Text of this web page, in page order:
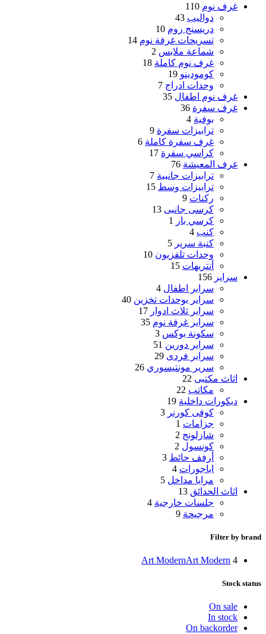
غرف نوم 110
دواليب 43
دريسنج روم 10
تسريحات غرفة نوم 14
شماعة ملابس 2
غرف نوم كاملة 18
كومودينو 19
وحدات ادراج 7
غرف نوم اطفال 35
غرف سفرة 36
بوفية 4
ترابيزات سفرة 9
غرف سفرة كاملة 6
كراسي سفرة 17
غرف المعيشة 76
ترابيزات جانبية 7
ترابيزات وسط 15
ركنات 9
كرسى جانبى 13
كرسي بار
1
كنب 4
كنبة سرير 5
وحدات تلفزيون 10
أنتريهات 15
سراير 156
سراير اطفال 4
سراير بوحدات تخزين 40
سراير ثلاث ادوار 17
سراير غرفة نوم 35
سكونة بوكس 3
سراير دورين 51
سراير فردى 29
سرير مونتيسوري 26
اثاث مكتبى 22
مكاتب 22
ديكورات داخلية 19
كوفى كورنر 3
جزامات 1
شازلونج 2
كونسول 2
أرفف حائط 3
اباجورات 4
مرايا مداخل 5
اثاث الحدائق 13
جلسات خارجية 4
مرجيحة 9
Filter by brand
Art ModernArt Modern 4
Stock status
On sale
In stock
On backorder